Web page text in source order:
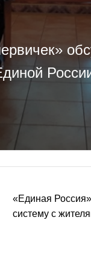
«Единая
систему с